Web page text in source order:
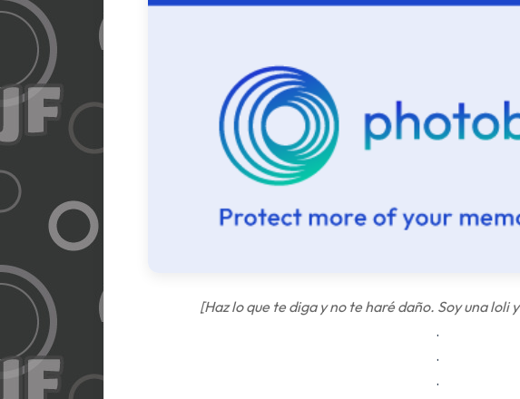
[Haz lo que te diga y no te haré daño. Soy una loli
.
.
.